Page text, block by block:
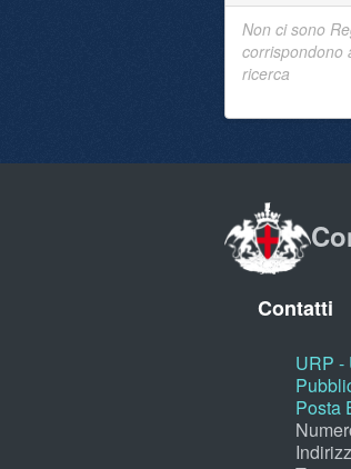
Non ci sono
corrispondono
ricerca
Contatti
URP -
Posta